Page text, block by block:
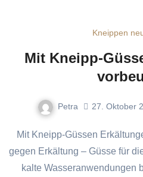
Kneippen
Mit Kneipp-
Petra 27. Oktober
Mit Kneipp-Güssen Erkältungen vorbeugen: Mit Wasser
gegen Erkältung – Güsse für
kalte Wasseranwendungen